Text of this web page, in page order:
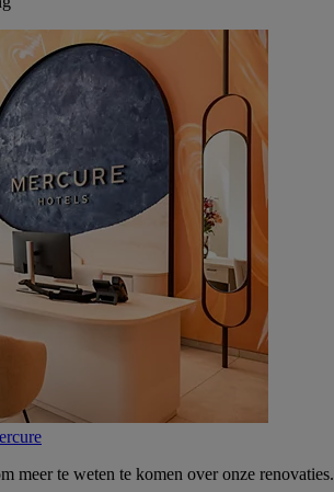
meer te weten te komen over onze renovaties.